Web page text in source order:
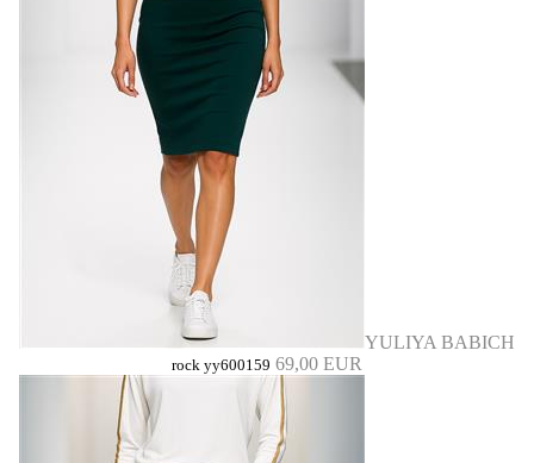
YULIYA BABICH
rock yy600159 69,00 EUR